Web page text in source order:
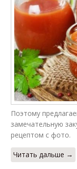
Поэтому
замечательную
рецептом с фото.
Читать дальше →